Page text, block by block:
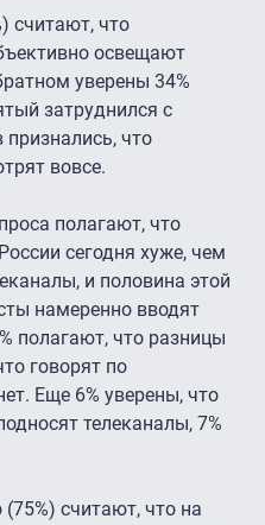
считают, что
освещают
уверены 34%
затруднился с
признались, что
вовсе.
полагают, что
сегодня хуже, чем
и половина этой
намеренно вводят
полагают, что разницы
говорят по
Еще 6% уверены, что
телеканалы, 7%
считают, что на